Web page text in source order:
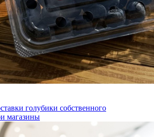
голубики собственного
магазины